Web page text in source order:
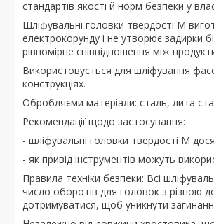
стандартів якості й норм безпеки у
Шліфувальні головки твердості М
електрокорунду і не утворює задирки
рівномірне співвідношення між
Використовується для шліфування
конструкціях.
Обробляєми матеріали: сталь, лита
Рекомендації щодо застосування:
- шліфувальні головки твердості М
- як привід інструментів можуть
Правила техніки безпеки: Всі
число оборотів для головок з різною
дотримуватися, щоб уникнути